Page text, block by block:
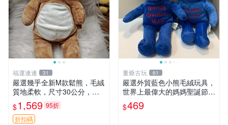
福運連連 31
嚴選幾乎全新M款鬆熊，毛絨
質地柔軟，尺寸30公分，做
工精緻可愛，適合收藏或贈送
親友。中古使用痕跡，手感依
然優良。 鬆熊 嬰熊 毛玩偶
$1,569 95折
折扣碼
董爺古玩 61
嚴選外貿藍色小熊毛絨玩具，
世界上最偉大的媽媽聖誕節推
薦禮物 五角星 兒童玩具 母親
節
$469